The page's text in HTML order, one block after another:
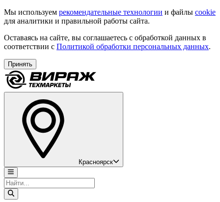
Мы используем рекомендательные технологии и файлы cookie
для аналитики и правильной работы сайта.
Оставаясь на сайте, вы соглашаетесь с обработкой данных в
соответствии с Политикой обработки персональных данных.
Принять
Красноярск